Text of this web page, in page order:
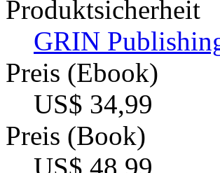
Produktsicherheit
GRIN
Preis (Ebook)
US$ 34,99
Preis (Book)
US$ 48,99